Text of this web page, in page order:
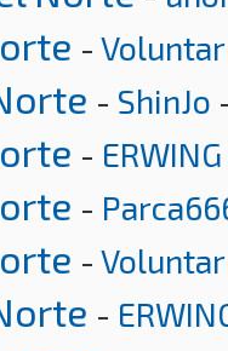
-
- ShinJo
- ERWING
-
-
-